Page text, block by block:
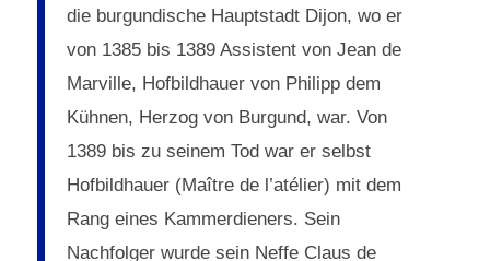
die burgundische Hauptstadt Dijon, wo er
von 1385 bis 1389 Assistent von Jean de
Marville, Hofbildhauer von Philipp dem
Kühnen, Herzog von Burgund, war. Von
1389 bis zu seinem Tod war er selbst
Hofbildhauer (Maître de l’atélier) mit dem
Rang eines Kammerdieners. Sein
Nachfolger wurde sein Neffe Claus de